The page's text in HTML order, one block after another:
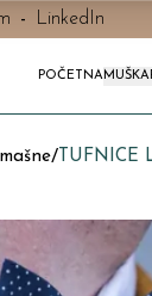
- LinkedIn
POČETNA
/ TUFNICE